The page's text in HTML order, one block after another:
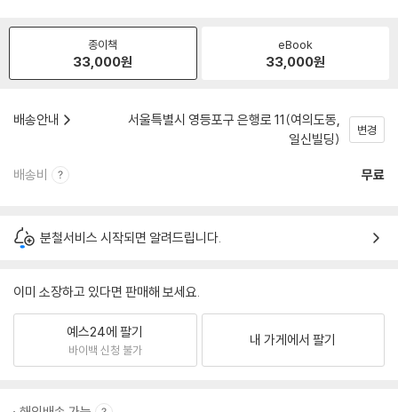
종이책
33,000원
eBook
33,000원
배송안내
서울특별시 영등포구 은행로 11(여의도동,
일신빌딩)
변경
배송비 무료
분철서비스 시작되면 알려드립니다.
이미 소장하고 있다면 판매해 보세요.
예스24에 팔기
바이백 신청 불가
내 가게에서 팔기